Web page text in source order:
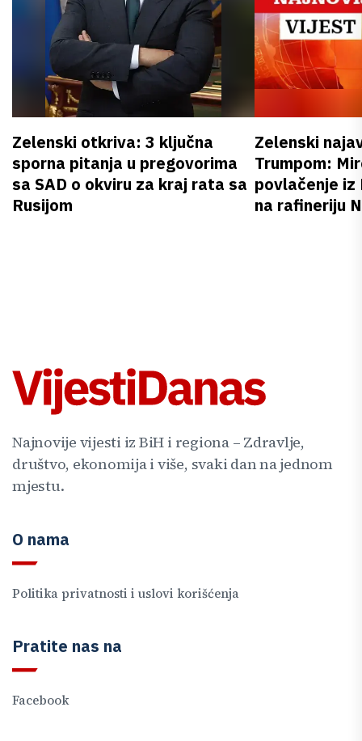
Zelenski otkriva: 3 ključna
sporna pitanja u pregovorima
sa SAD o okviru za kraj rata sa
Rusijom
Zelenski
Trumpom:
povlačenje iz
na rafineriju
Najnovije vijesti iz BiH i regiona – Zdravlje,
društvo, ekonomija i više, svaki dan na jednom
mjestu.
O nama
Politika privatnosti i uslovi korišćenja
Pratite nas na
Facebook